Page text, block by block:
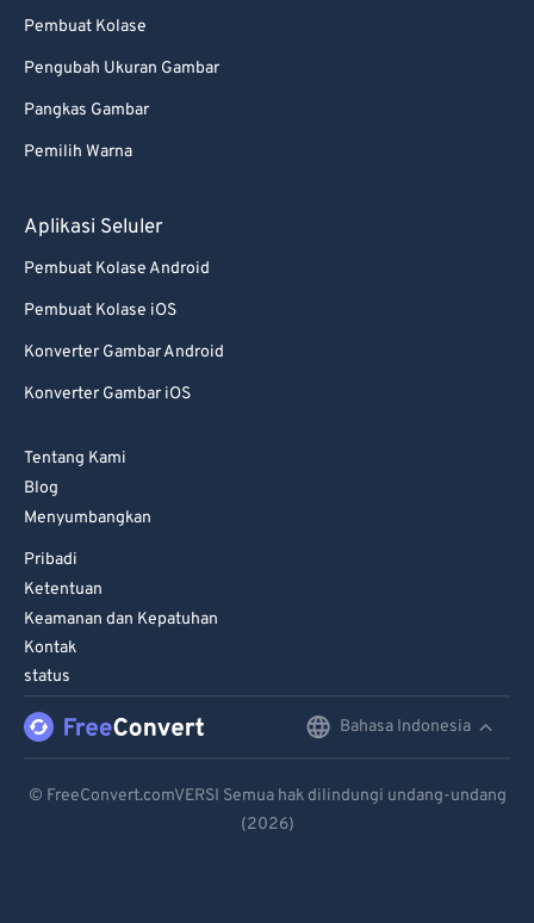
Pembuat Kolase
Pengubah Ukuran Gambar
Pangkas Gambar
Pemilih Warna
Aplikasi Seluler
Pembuat Kolase Android
Pembuat Kolase iOS
Konverter Gambar Android
Konverter Gambar iOS
Tentang Kami
Blog
Menyumbangkan
Pribadi
Ketentuan
Keamanan dan Kepatuhan
Kontak
status
Bahasa Indonesia
Español
© FreeConvert.comVERSI Semua hak dilindungi undang-undang
(2026)